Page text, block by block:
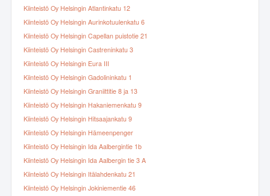
Kiinteistö Oy Helsingin Atlantinkatu 12
Kiinteistö Oy Helsingin Aurinkotuulenkatu 6
Kiinteistö Oy Helsingin Capellan puistotie 21
Kiinteistö Oy Helsingin Castreninkatu 3
Kiinteistö Oy Helsingin Eura III
Kiinteistö Oy Helsingin Gadolininkatu 1
Kiinteistö Oy Helsingin Graniittitie 8 ja 13
Kiinteistö Oy Helsingin Hakaniemenkatu 9
Kiinteistö Oy Helsingin Hitsaajankatu 9
Kiinteistö Oy Helsingin Hämeenpenger
Kiinteistö Oy Helsingin Ida Aalbergintie 1b
Kiinteistö Oy Helsingin Ida Aalbergin tie 3 A
Kiinteistö Oy Helsingin Itälahdenkatu 21
Kiinteistö Oy Helsingin Jokiniementie 46